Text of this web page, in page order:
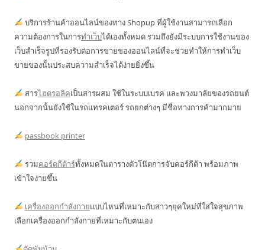
บริการร้านค้าออนไลน์ของทาง Shopup ที่ผู้ใช้งานสามารถเลือก
ความต้องการในการทำเว็บได้เองทั้งหมด รวมถึงยังมีระบบการใช้งานของ
เว็บสำเร็จรูปที่รองรับต่อการขายของออนไลน์ที่จะช่วยทำให้การทำเว็บ
ขายของนั้นประสบความสำเร็จได้ง่ายยิ่งขึ้น
สารไฮดรอลิคเป็นสารผสม ใช้ในระบบเบรค และพวงมาลัยของรถยนต์
นอกจากนั้นยังใช้ในรถแทรคเตอร์ รถยกต่างๆ มีชื่อทางการค้ามากมาย
passbook printer
รวมคอร์ดกีต้าร์ทั้งหมดในตารางตัวโน๊ตการจับคอร์กีต้า พร้อมภาพ
เข้าใจง่ายขึ้น
เครื่องออกกำลังกายแบบไหนที่เหมาะกับสาวๆยุคใหม่ที่ใส่ใจสุขภาพ
เลือกเครื่องออกกำลังกายที่เหมาะกับตนเอง